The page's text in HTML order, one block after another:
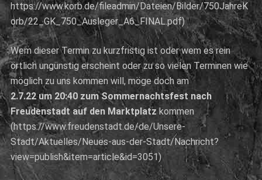
https://www.korb.de/fileadmin/Dateien/Bilder/750JahreK
orb/22_GK_750_Ausleger_A6_FINAL.pdf)
Wem dieser Termin zu kurzfristig ist oder wem es rein
örtlich ungünstig erscheint oder zu so vielen Terminen wie
möglich zu uns kommen will, möge doch am
2.7.22 um 20:40 zum Sommernachtsfest nach
Freudenstadt auf den Marktplatzkommen
(https://www.freudenstadt.de/de/Unsere-
Stadt/Aktuelles/Neues-aus-der-Stadt/Nachricht?
view=publish&item=article&id=3051)